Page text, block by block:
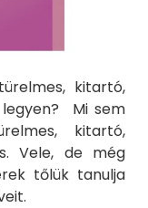
kitartó,
Mi sem
kitartó,
Vele, de még
tőlük tanulja